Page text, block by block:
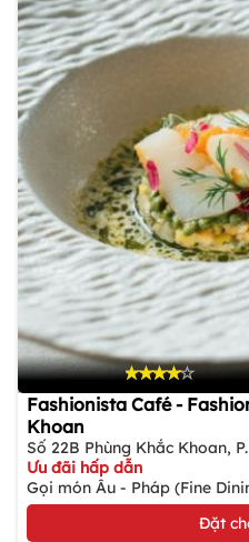
Fashionista Café -
Khoan
Ưu đãi hấp dẫn
Gọi món Âu - Pháp (Fine
Đặt